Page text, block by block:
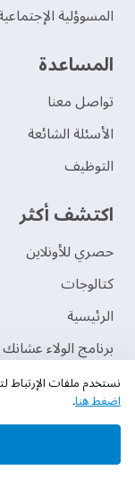
المسوؤلية
‫المساعدة‬
تواصل معنا
الأسئلة الشائعة
التوظيف
اكتشف أكثر
حصري للأونلاين
‫كتالوجات‬
الرئيسية
برنامج الولاء عشانك
حقوق النشر
نستخدم ملفات الإرتباط
اضغط هنا.